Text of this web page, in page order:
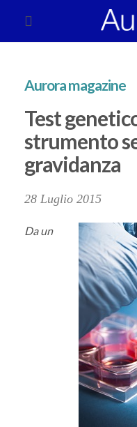
Aurora magazine
Test
strumento
gravidanza
28 Luglio 2015
Da un